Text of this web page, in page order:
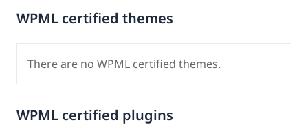
WPML certified themes
There are no WPML certified themes.
WPML certified plugins